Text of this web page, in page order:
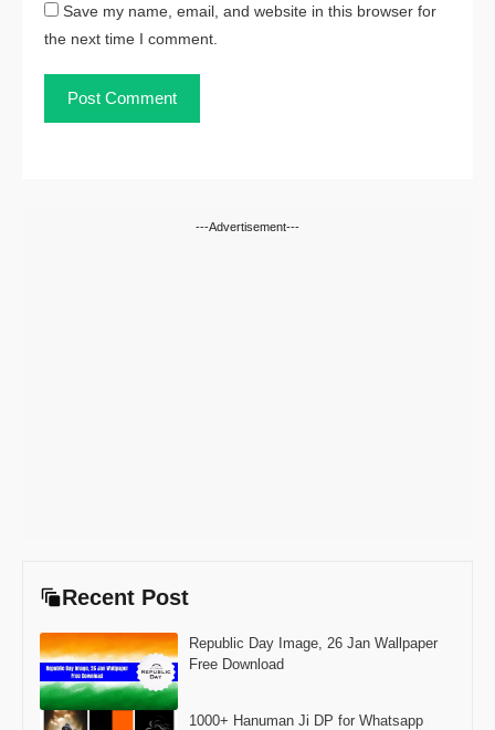
Save my name, email, and website in this browser for
the next time I comment.
---Advertisement---
Recent Post
Republic Day Image, 26 Jan Wallpaper
Free Download
1000+ Hanuman Ji DP for Whatsapp